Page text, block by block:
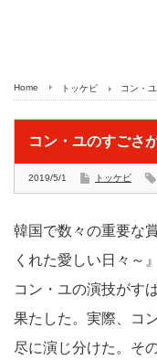
Home トッケビ コン・
コン・ユのすごさ
2019/5/1 トッケビ
韓国で数々の重要な
くれた愛しい日々～
コン・ユの演技がす
果たした。実際、コ
尽に演じ分けた。そ